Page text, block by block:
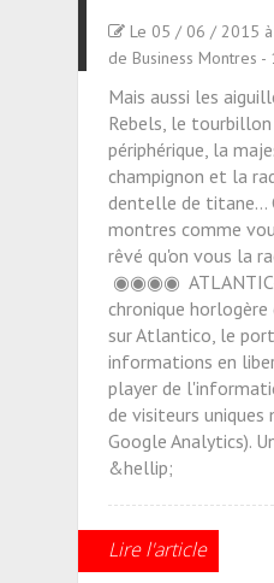
Le 05 / 06 / 2015
de Business Montres -
Mais aussi les
Rebels, le
périphérique, la
champignon et la
dentelle de titane…
montres comme
rêvé qu'on vous la
◉◉◉◉ ATLANTIC-
chronique horlogère
sur Atlantico, le
informations en
player de
de visiteurs uniques
Google Analytics).
&hellip;
Lire l'article